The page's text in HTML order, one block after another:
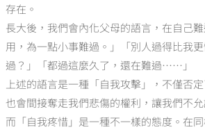
存在。
長大後，我們會內化父母的語言，在自己
用，為一點小事難過。」「別人過得比我
過？」「都過這麼久了，還在難過……」
上述的語言是一種「自我攻擊」，不僅否
也會間接奪走我們悲傷的權利，讓我們不
而「自我疼惜」是一種不一樣的態度。在